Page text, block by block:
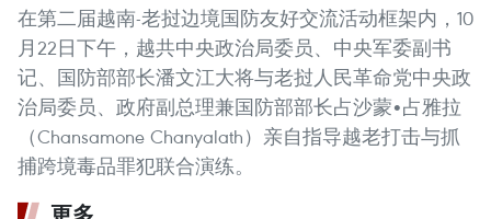
在第二届越南-老挝边境国防友好交流活动框架内，10
月22日下午，越共中央政治局委员、中央军委副书
记、国防部部长潘文江大将与老挝人民革命党中央政
治局委员、政府副总理兼国防部部长占沙蒙•占雅拉
（Chansamone Chanyalath）亲自指导越老打击与抓
捕跨境毒品罪犯联合演练。